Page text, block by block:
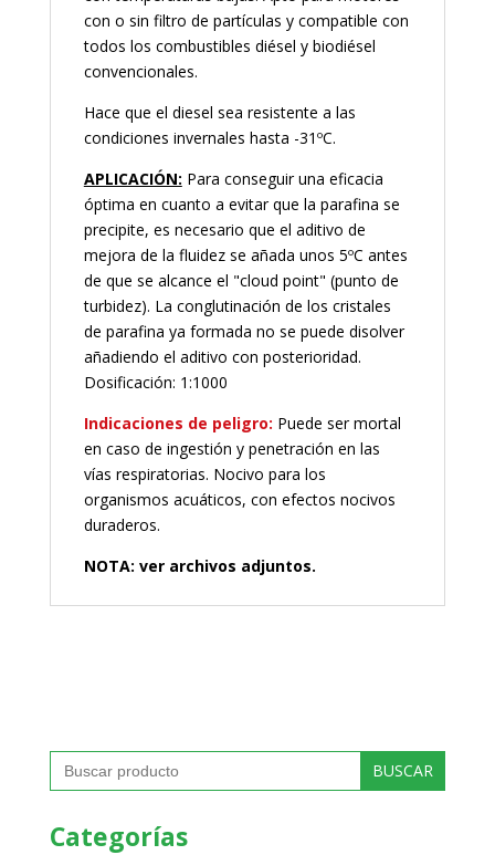
con o sin filtro de partículas y compatible con
todos los combustibles diésel y biodiésel
convencionales.
Hace que el diesel sea resistente a las
condiciones invernales hasta -31ºC.
APLICACIÓN: Para conseguir una eficacia
óptima en cuanto a evitar que la parafina se
precipite, es necesario que el aditivo de
mejora de la fluidez se añada unos 5ºC antes
de que se alcance el "cloud point" (punto de
turbidez). La conglutinación de los cristales
de parafina ya formada no se puede disolver
añadiendo el aditivo con posterioridad.
Dosificación: 1:1000
Indicaciones de peligro: Puede ser mortal
en caso de ingestión y penetración en las
vías respiratorias. Nocivo para los
organismos acuáticos, con efectos nocivos
duraderos.
NOTA: ver archivos adjuntos.
Buscar:
Categorías